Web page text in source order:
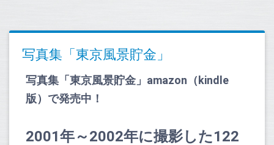
写真集「東京風景貯金」
写真集「東京風景貯金」 amazon（kindle
版）で発売中！
2001年～2002年に撮影した122